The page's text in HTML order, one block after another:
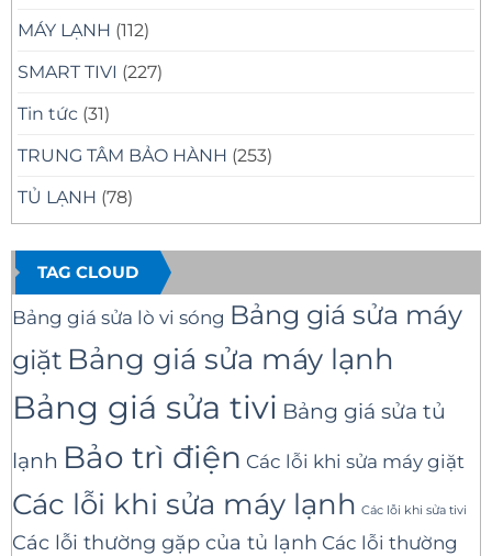
MÁY LẠNH (112)
SMART TIVI (227)
Tin tức (31)
TRUNG TÂM BẢO HÀNH (253)
TỦ LẠNH (78)
TAG CLOUD
Bảng giá sửa lò vi sóng Bảng giá sửa máy
giặt Bảng giá sửa máy lạnh
Bảng giá sửa tivi Bảng giá sửa tủ
lạnh Bảo trì điện Các lỗi khi sửa máy giặt
Các lỗi khi sửa máy lạnh Các lỗi khi sửa tivi
Các lỗi thường gặp của tủ lạnh Các lỗi thường